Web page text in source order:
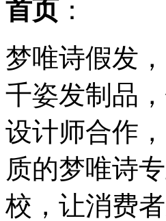
首页 ：
梦唯诗假发
千姿发制品，
设计师合作
质的梦唯诗
校，让消费